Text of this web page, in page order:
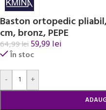
Baston ortopedic
cm, bronz, PEPE
64,99lei59,99lei
În stoc
-
+
Alternative: